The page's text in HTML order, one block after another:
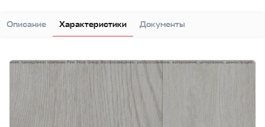
Описание Характеристики Документы